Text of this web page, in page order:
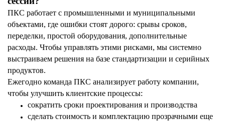
ПКС работает с промышленными и муниципальными
объектами, где ошибки стоят дорого: срывы сроков,
переделки, простой оборудования, дополнительные
расходы. Чтобы управлять этими рисками, мы системно
выстраиваем решения на базе стандартизации и серийных
продуктов.
Ежегодно команда ПКС анализирует работу компании,
чтобы улучшить клиентские процессы:
сократить сроки проектирования и производства
сделать стоимость и комплектацию прозрачными еще